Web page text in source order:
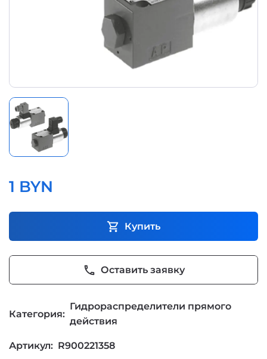
1 BYN
shopping_cart Купить
phone Оставить заявку
Категория:
Гидрораспределители прямого
действия
Артикул: R900221358